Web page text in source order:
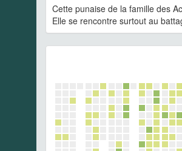
Cette punaise de la famille des
Elle se rencontre surtout au